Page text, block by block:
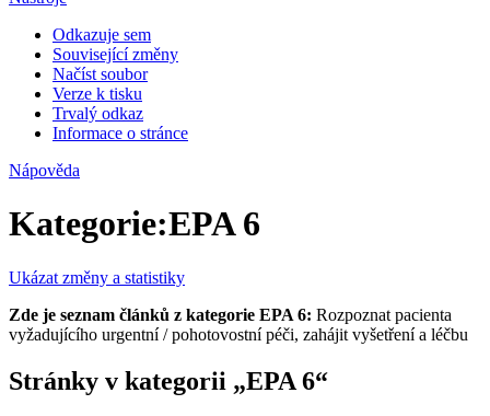
Odkazuje sem
Související změny
Načíst soubor
Verze k tisku
Trvalý odkaz
Informace o stránce
Nápověda
Kategorie:EPA 6
Ukázat změny a statistiky
Zde je seznam článků z kategorie EPA 6: Rozpoznat pacienta
vyžadujícího urgentní / pohotovostní péči, zahájit vyšetření a léčbu
Stránky v kategorii „EPA 6“